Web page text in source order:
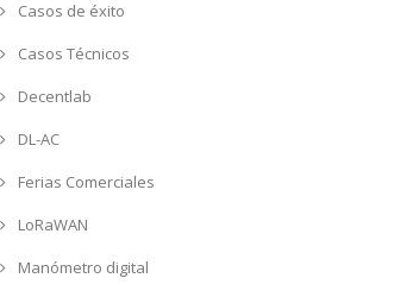
Casos de éxito
Casos Técnicos
Decentlab
DL-AC
Ferias Comerciales
LoRaWAN
Manómetro digital